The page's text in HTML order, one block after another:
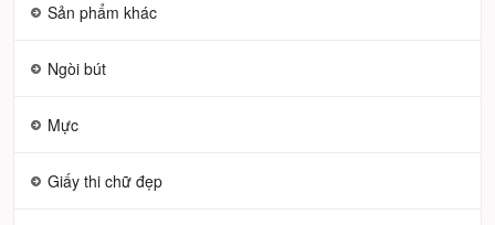
Sản phẩm khác
Ngòi bút
Mực
Giấy thi chữ đẹp